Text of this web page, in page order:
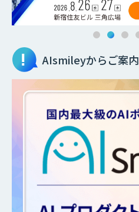
AIsmileyからご案内